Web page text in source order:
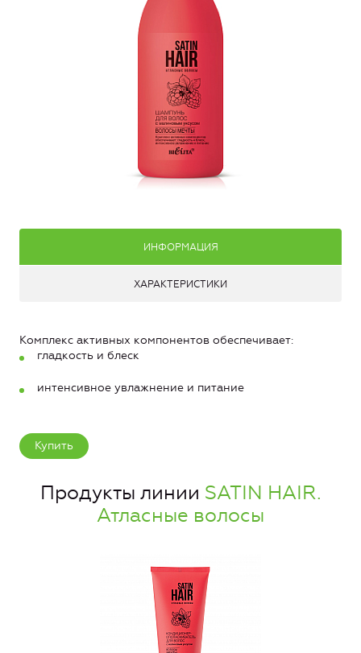
ИНФОРМАЦИЯ
ХАРАКТЕРИСТИКИ
Комплекс активных компонентов обеспечивает:
гладкость и блеск
интенсивное увлажнение и питание
Купить
Продукты линии SATIN HAIR.
Атласные волосы